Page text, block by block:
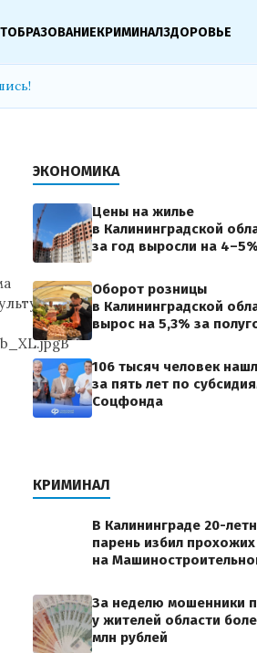
ОБРАЗОВАНИЕКРИМИНАЛЗДОРОВЬЕ
ЭКОНОМИКА
Цены на жилье
в Калининградской
за год выросли на 4–5%
Оборот розницы
в Калининградской
вырос на 5,3% за
106 тысяч человек
за пять лет по
Соцфонда
КРИМИНАЛ
В Калининграде 20-
парень избил
на
За неделю мошенники
у жителей области
млн рублей